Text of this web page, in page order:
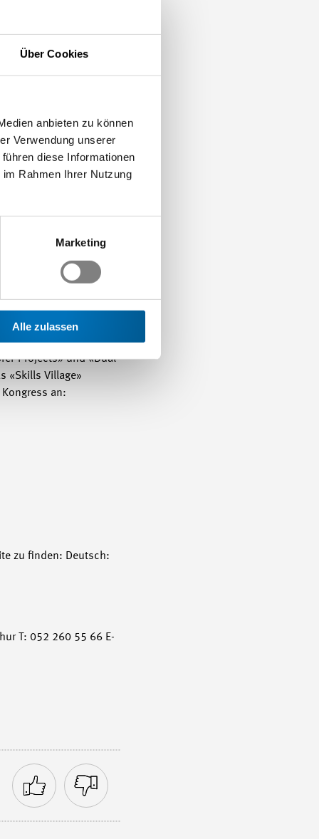
Über Cookies
anbieten zu können
Verwendung unserer
diese Informationen
Rahmen Ihrer Nutzung
Marketing
Alle zulassen
sowie die
Swissmem
ergibt sich daraus,
und die
von
im Jahr
der ganzen Welt in
diesem Grund sind
Schneider-Ammann
Frau Marianne
Resultat der
Rando Rosolen,
Mori, wird über
Berufsbildung von
Projects» und «Dual
«Skills Village»
an:
zu finden: Deutsch:
T: 052 260 55 66 E-